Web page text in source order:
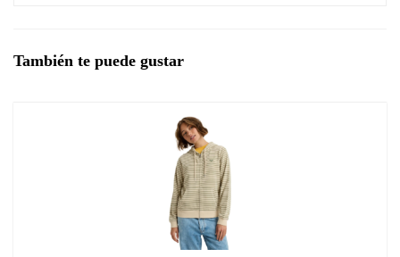
También te puede gustar